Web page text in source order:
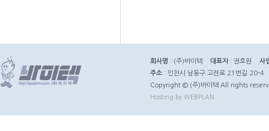
회사명 : (주)바이텍 대표자: 권호원
사
주소 : 인천시 남동구 고잔로 21번길 20-4
Copyright © (주)바이텍 All rights
Hosting by WEBPLAN